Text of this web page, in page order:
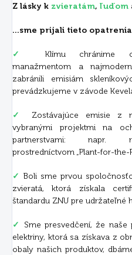
Z lásky k zvieratám, ľuďom
...sme prijali tieto
✓
Klímu chránime
manažmentom a
zabránili emisiám
prevádzkujeme v závode
✓ Zostávajúce emisie z
vybranými projektmi na
partnerstvami: napr.
prostredníctvom „Plant-for-the-
✓ Boli sme prvou
zvieratá, ktorá získala
štandardu ZNU pre udržateľné
✓
Sme presvedčení, že
elektriny, ktorá sa získava z
obaly našich produktov,